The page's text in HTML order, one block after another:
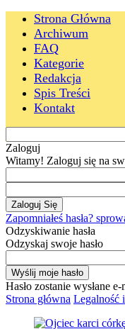
Strona Główna
Archiwum
FAQ
Kategorie
Redakcja
Spis Treści
Kontakt
Zaloguj
Witamy! Zaloguj się na
Zapomniałeś hasła?
Odzyskiwanie hasła
Odzyskaj swoje hasło
Hasło zostanie wysłane
Strona główna Legalność